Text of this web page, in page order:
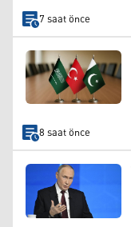
7 saat önce
8 saat önce